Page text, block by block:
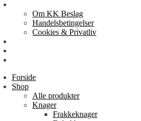
Om KK Beslag
Handelsbetingelser
Cookies & Privatliv
Forside
Shop
Alle produkter
Knager
Frakkeknager